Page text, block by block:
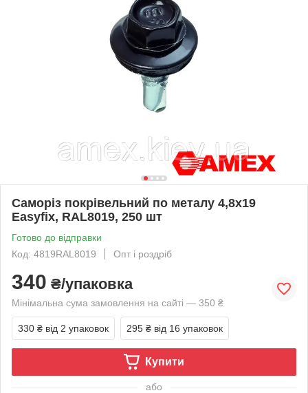
Саморіз покрівельний по металу 4,8x19
Easyfix, RAL8019, 250 шт
Готово до відправки
Код: 4819RAL8019
Опт і роздріб
340 ₴/упаковка
Мінімальна сума замовлення на сайті — 350 ₴
330 ₴ від 2 упаковок 295 ₴ від 16 упаковок
Купити
або